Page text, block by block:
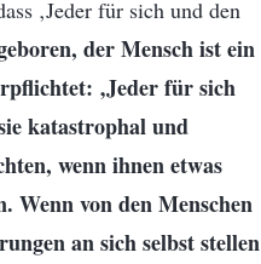
‚Jeder für sich und den
der Mensch ist ein
‚Jeder für sich
katastrophal und
wenn ihnen etwas
Wenn von den Menschen
an sich selbst stellen